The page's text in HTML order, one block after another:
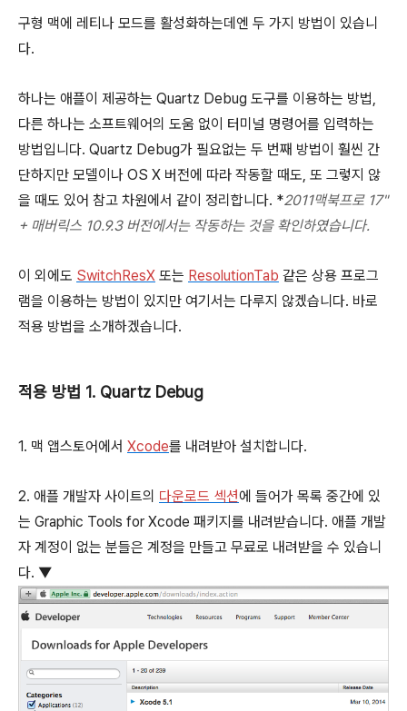
구형 맥에 레티나 모드를 활성화하는데엔 두 가지 방법이 있습니
다.
하나는 애플이 제공하는 Quartz Debug 도구를 이용하는 방법,
다른 하나는 소프트웨어의 도움 없이 터미널 명령어를 입력하는
방법입니다. Quartz Debug가 필요없는 두 번째 방법이 훨씬 간
단하지만 모델이나 OS X 버전에 따라 작동할 때도, 또 그렇지 않
을 때도 있어 참고 차원에서 같이 정리합니다. *2011맥북프로 17"
+ 매버릭스 10.9.3 버전에서는작동하는 것을 확인하였습니다.
이 외에도 SwitchResX 또는 ResolutionTab 같은 상용 프로그
램을 이용하는 방법이 있지만 여기서는 다루지 않겠습니다. 바로
적용 방법을 소개하겠습니다.
적용 방법 1. Quartz Debug
1. 맥 앱스토어에서 Xcode를 내려받아 설치합니다.
2. 애플 개발자 사이트의 다운로드 섹션에 들어가 목록 중간에 있
는 Graphic Tools for Xcode 패키지를 내려받습니다. 애플 개발
자 계정이 없는 분들은 계정을 만들고 무료로 내려받을 수 있습니
다. ▼